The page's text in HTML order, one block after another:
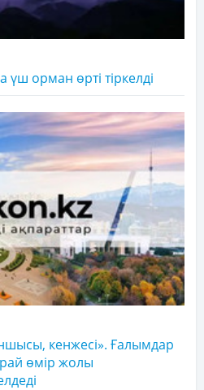
үш орман өрті тіркелді
кенжесі». Ғалымдар
өмір жолы